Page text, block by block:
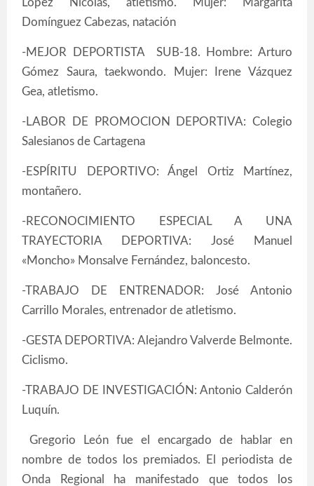
López Nicolás, atletismo. Mujer: Margarita
Domínguez Cabezas, natación
-MEJOR DEPORTISTA SUB-18. Hombre: Arturo
Gómez Saura, taekwondo. Mujer: Irene Vázquez
Gea, atletismo.
-LABOR DE PROMOCION DEPORTIVA: Colegio
Salesianos de Cartagena
-ESPÍRITU DEPORTIVO: Ángel Ortiz Martínez,
montañero.
-RECONOCIMIENTO ESPECIAL A UNA
TRAYECTORIA DEPORTIVA: José Manuel
«Moncho» Monsalve Fernández, baloncesto.
-TRABAJO DE ENTRENADOR: José Antonio
Carrillo Morales, entrenador de atletismo.
-GESTA DEPORTIVA: Alejandro Valverde Belmonte.
Ciclismo.
-TRABAJO DE INVESTIGACIÓN: Antonio Calderón
Luquín.
Gregorio León fue el encargado de hablar en
nombre de todos los premiados. El periodista de
Onda Regional ha manifestado que todos los